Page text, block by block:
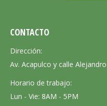
CONTACTO
Dirección:
Av. Acapulco y calle
Horario de trabajo:
Lun - Vie: 8AM - 5PM